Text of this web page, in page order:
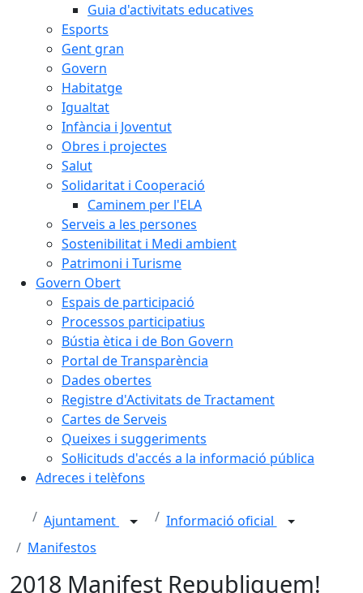
Guia d'activitats educatives
Esports
Gent gran
Govern
Habitatge
Igualtat
Infància i Joventut
Obres i projectes
Salut
Solidaritat i Cooperació
Caminem per l'ELA
Serveis a les persones
Sostenibilitat i Medi ambient
Patrimoni i Turisme
Govern Obert
Espais de participació
Processos participatius
Bústia ètica i de Bon Govern
Portal de Transparència
Dades obertes
Registre d'Activitats de Tractament
Cartes de Serveis
Queixes i suggeriments
Sol·licituds d'accés a la informació pública
Adreces i telèfons
Ajuntament
Informació oficial
Manifestos
2018 Manifest Republiquem!